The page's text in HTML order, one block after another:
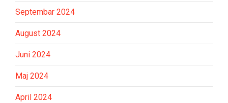
Septembar 2024
August 2024
Juni 2024
Maj 2024
April 2024